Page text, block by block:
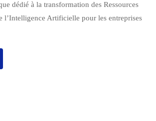
dédié à la transformation des Ressources
l’Intelligence Artificielle pour les entreprises